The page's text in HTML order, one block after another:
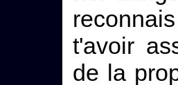
t'avoir
de la